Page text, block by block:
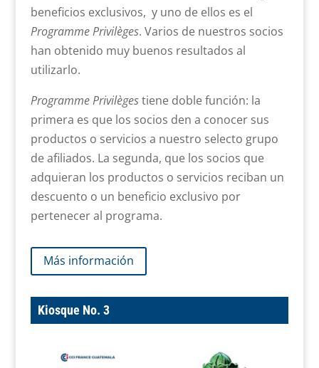
beneficios exclusivos, y uno de ellos es el
Programme Privilèges. Varios de nuestros socios
han obtenido muy buenos resultados al
utilizarlo.
Programme Privilègestiene doble función: la
primera es que los socios den a conocer sus
productos o servicios a nuestro selecto grupo
de afiliados. La segunda, que los socios que
adquieran los productos o servicios reciban un
descuento o un beneficio exclusivo por
pertenecer al programa.
Más información
Kiosque No. 3